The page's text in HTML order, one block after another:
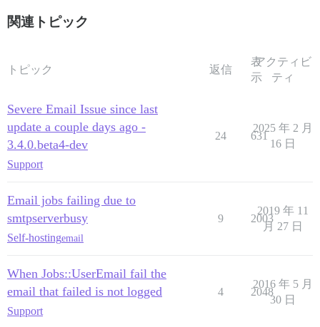
関連トピック
トピック 返信
表
示
アクティビ
ティ
Severe Email Issue since last
update a couple days ago -
3.4.0.beta4-dev
Support
24 631
2025 年 2 月
16 日
Email jobs failing due to
smtpserverbusy
Self-hostingemail
9 2003
2019 年 11
月 27 日
When Jobs::UserEmail fail the
email that failed is not logged
Support
4 2048
2016 年 5 月
30 日